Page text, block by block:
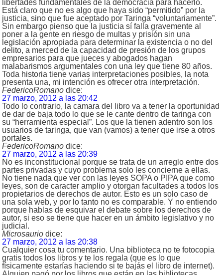
libertades fundamentales de la democracia para hacerlo.
Está claro que no es algo que haya sido “permitido” por la
justicia, sino que fue aceptado por Taringa “voluntariamente”.
Sin embargo pienso que la justicia sí falla gravemente al
poner a la gente en riesgo de multas y prisión sin una
legislación apropiada para determinar la existencia o no del
delito, a merced de la capacidad de presión de los grupos
empresarios para que jueces y abogados hagan
malabarismos argumentales con una ley que tiene 80 años.
Toda historia tiene varias interpretaciones posibles, la nota
presenta una, mi intención es ofrecer otra interpretación.
FedericoRomano dice:
27 marzo, 2012 a las 20:42
Todo lo contrario, la camara del libro va a tener la oportunidad
de dar de baja todo lo que se le cante dentro de taringa con
su “herramienta especial”. Los que la tienen adentro son los
usuarios de taringa, que van (vamos) a tener que irse a otros
portales.
FedericoRomano dice:
27 marzo, 2012 a las 20:39
No es inconstitucional porque se trata de un arreglo entre dos
partes privadas y cuyo problema solo les concierne a ellas.
No tiene nada que ver con las leyes SOPA o PIPA que como
leyes, son de caracter amplio y otorgan facultades a todos los
propietarios de derechos de autor. Esto es un solo caso de
una sola web, y por lo tanto no es comparable. Y no entiendo
porque hablas de esquivar el debate sobre los derechos de
autor, si eso se tiene que hacer en un ámbito legislativo y no
judicial.
Microsaurio dice:
27 marzo, 2012 a las 20:38
Cualquier cosa tu comentario. Una biblioteca no te fotocopia
gratis todos los libros y te los regala (que es lo que
físicamente estarías haciendo si te bajás el libro de internet).